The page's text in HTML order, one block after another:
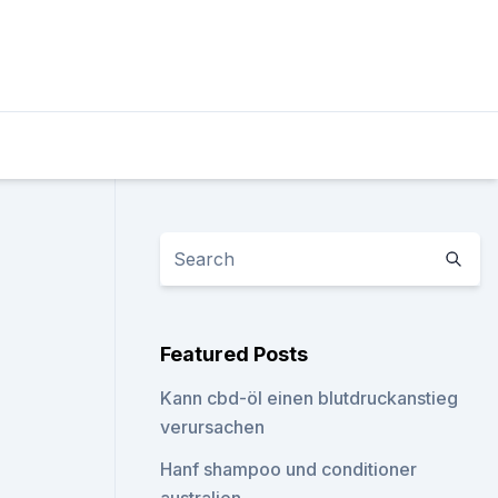
Featured Posts
Kann cbd-öl einen blutdruckanstieg
verursachen
Hanf shampoo und conditioner